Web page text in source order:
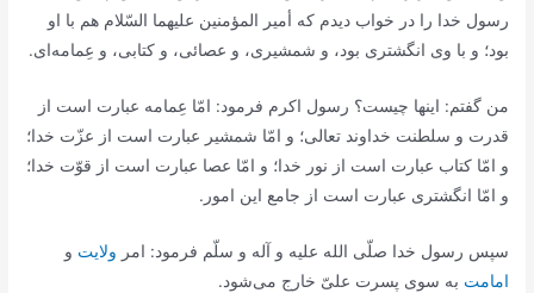
رسول خدا را در خواب دیدم كه أمیر المؤمنین علیهما السّلام هم با او
بود؛ و با وى انگشترى بود، و شمشیرى، و عصائى، و كتابى، و عِمامه‌اى.
من گفتم: اینها چیست؟ رسول اكرم فرمود: امّا عِمامه عبارت است از
قدرت و سلطنت خداوند تعالى؛ و امّا شمشیر عبارت است از عزّت خدا؛
و امّا كتاب عبارت است از نور خدا؛ و امّا عصا عبارت است از قوّت خدا؛
و امّا انگشترى عبارت است از جامع این امور.
سپس رسول خدا صلّى الله علیه و آله و سلّم فرمود: امر ولایت و
امامت به سوى پسرت علىّ خارج مى‌شود.